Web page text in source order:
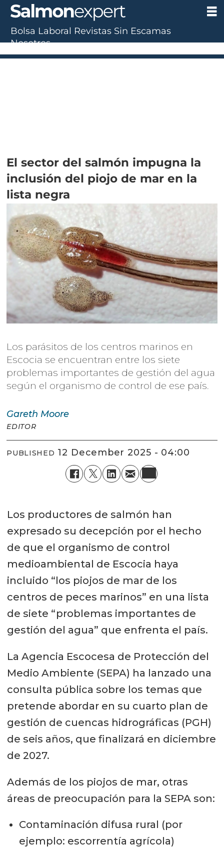
El sector del salmón impugna la
inclusión del piojo de mar en la
lista negra
Los parásitos de los centros marinos en
Escocia se encuentran entre los siete
problemas importantes de gestión del agua
según el organismo de control de ese país.
Gareth Moore
EDITOR
PUBLISHED 12 December 2025 - 04:00
Los productores de salmón han
expresado su decepción por el hecho
de que el organismo de control
medioambiental de Escocia haya
incluido “los piojos de mar de los
centros de peces marinos” en una lista
de siete “problemas importantes de
gestión del agua” que enfrenta el país.
La Agencia Escocesa de Protección del
Medio Ambiente (SEPA) ha lanzado una
consulta pública sobre los temas que
pretende abordar en su cuarto plan de
gestión de cuencas hidrográficas (PGH)
de seis años, que finalizará en diciembre
de 2027.
Además de los piojos de mar, otras
áreas de preocupación para la SEPA son:
Contaminación difusa rural (por
ejemplo: escorrentía agrícola)
Bolsa Laboral Revistas Sin Escamas
Nosotros